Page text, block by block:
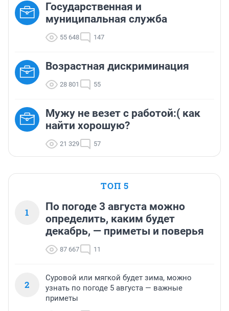
Государственная и
муниципальная служба
55 648 147
Возрастная дискриминация
28 801 55
Мужу не везет с работой:( как
найти хорошую?
21 329 57
ТОП 5
1
По погоде 3 августа можно
определить, каким будет
декабрь, — приметы и поверья
87 667 11
2
Суровой или мягкой будет зима, можно
узнать по погоде 5 августа — важные
приметы